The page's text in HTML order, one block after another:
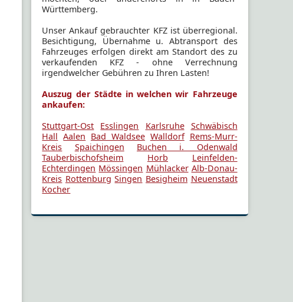
Württemberg.
Unser Ankauf gebrauchter KFZ ist überregional.
Besichtigung, Übernahme u. Abtransport des
Fahrzeuges erfolgen direkt am Standort des zu
verkaufenden KFZ - ohne Verrechnung
irgendwelcher Gebühren zu Ihren Lasten!
Auszug der Städte in welchen wir Fahrzeuge
ankaufen:
Stuttgart-Ost
Esslingen Karlsruhe
Schwäbisch
Hall Aalen Bad Waldsee Walldorf Rems-Murr-
Kreis
Spaichingen
Buchen i. Odenwald
Tauberbischofsheim
Horb
Leinfelden-
Echterdingen Mössingen Mühlacker Alb-Donau-
Kreis Rottenburg Singen Besigheim Neuenstadt
Kocher